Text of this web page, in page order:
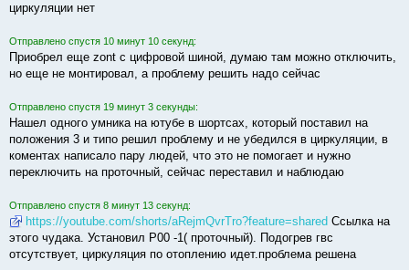
циркуляции нет
Отправлено спустя 10 минут 10 секунд:
Приобрел еще zont с цифровой шиной, думаю там можно отключить,
но еще не монтировал, а проблему решить надо сейчас
Отправлено спустя 19 минут 3 секунды:
Нашел одного умника на ютубе в шортсах, который поставил на
положения 3 и типо решил проблему и не убедился в циркуляции, в
коментах написало пару людей, что это не помогает и нужно
переключить на проточный, сейчас переставил и наблюдаю
Отправлено спустя 8 минут 13 секунд:
https://youtube.com/shorts/aRejmQvrTro?feature=shared Ссылка на
этого чудака. Установил P00 -1( проточный). Подогрев гвс
отсутствует, циркуляция по отоплению идет.проблема решена